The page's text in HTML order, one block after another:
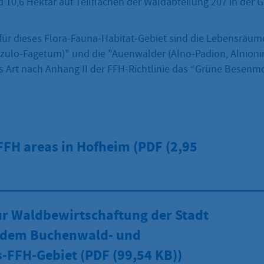
dieses Flora-Fauna-Habitat-Gebiet sind die
Fagetum)" und die "Auenwälder (Alno-Padion,
Art nach Anhang II der FFH-Richtlinie das “Grüne
areas in Hofheim (PDF (2,95
Waldbewirtschaftung der Stadt
Buchenwald- und
Gebiet (PDF (99,54 KB))